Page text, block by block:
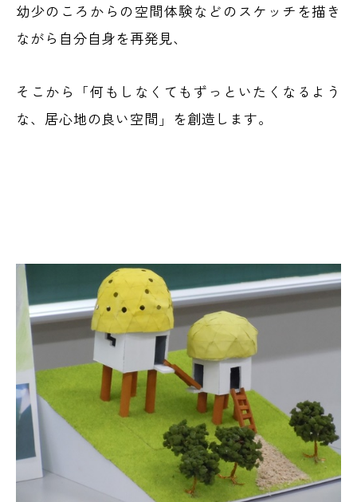
幼少のころからの空間体験などのスケッチを描き
ながら自分自身を再発見、
そこから「何もしなくてもずっといたくなるよう
な、居心地の良い空間」を創造します。